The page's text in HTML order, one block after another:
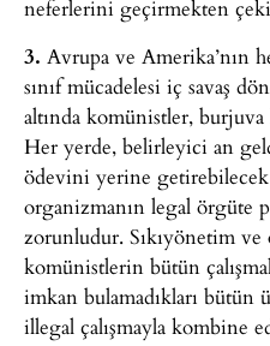
neferlerini geçirmekten
3. Avrupa ve Amerika’nın
sınıf mücadelesi iç savaş
altında komünistler,
Her yerde, belirleyici an
ödevini yerine
organizmanın legal örgüte
zorunludur. Sıkıyönetim
komünistlerin bütün
imkan bulamadıkları bütün
illegal çalışmayla kombine